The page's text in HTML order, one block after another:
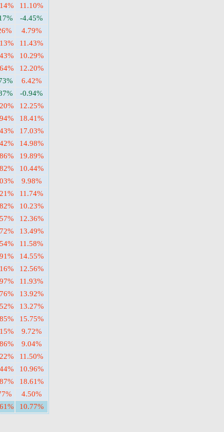
11.10%
-4.45%
4.79%
11.43%
10.29%
12.20%
6.42%
-0.94%
12.25%
18.41%
17.03%
14.98%
19.89%
10.44%
9.98%
11.74%
10.23%
12.36%
13.49%
11.58%
14.55%
12.56%
11.93%
13.92%
13.27%
15.75%
9.72%
9.04%
11.50%
10.96%
18.61%
4.50%
10.77%